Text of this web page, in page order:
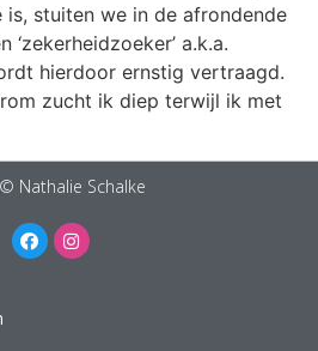
stuiten we in de afrondende
a.k.a.
hierdoor ernstig vertraagd.
zucht ik diep terwijl ik met
Nathalie Schalke